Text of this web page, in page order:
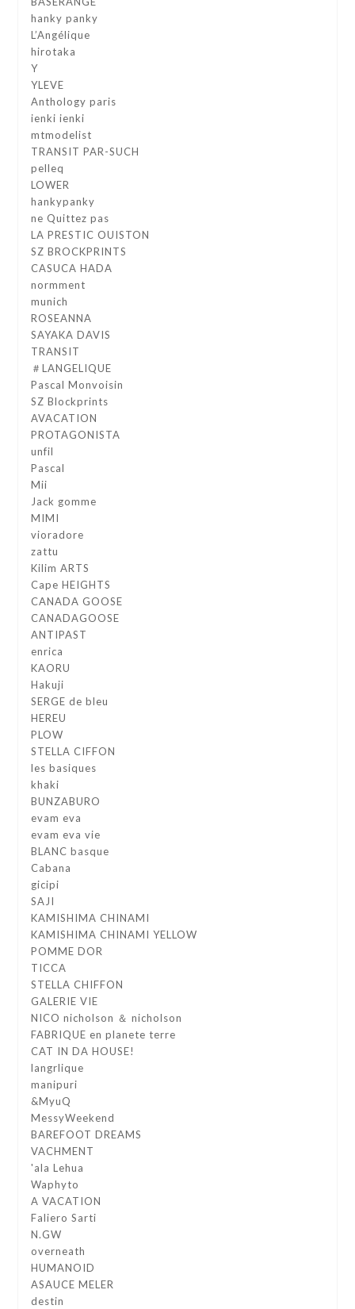
hanky panky
L’Angélique
hirotaka
Y
YLEVE
Anthology paris
ienki ienki
mtmodelist
TRANSIT PAR-SUCH
pelleq
LOWER
hankypanky
ne Quittez pas
LA PRESTIC OUISTON
SZ BROCKPRINTS
CASUCA HADA
normment
munich
ROSEANNA
SAYAKA DAVIS
TRANSIT
＃LANGELIQUE
Pascal Monvoisin
SZ Blockprints
AVACATION
PROTAGONISTA
unfil
Pascal
Mii
Jack gomme
MIMI
vioradore
zattu
Kilim ARTS
Cape HEIGHTS
CANADA GOOSE
CANADAGOOSE
ANTIPAST
enrica
KAORU
Hakuji
SERGE de bleu
HEREU
PLOW
STELLA CIFFON
les basiques
khaki
BUNZABURO
evam eva
evam eva vie
BLANC basque
Cabana
gicipi
SAJI
KAMISHIMA CHINAMI
KAMISHIMA CHINAMI YELLOW
POMME DOR
TICCA
STELLA CHIFFON
GALERIE VIE
NICO nicholson ＆ nicholson
FABRIQUE en planete terre
CAT IN DA HOUSE!
langrlique
manipuri
&MyuQ
MessyWeekend
BAREFOOT DREAMS
VACHMENT
'ala Lehua
Waphyto
A VACATION
Faliero Sarti
N.GW
overneath
HUMANOID
ASAUCE MELER
destin